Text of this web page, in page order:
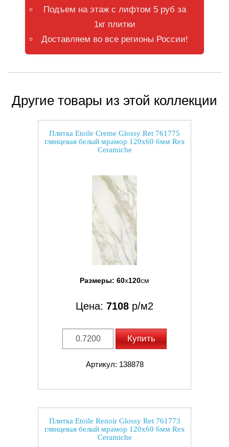
Подъем на этаж с лифтом 5 руб за
1кг плитки
Доставляем во все регионы России!
Другие товары из этой коллекции
Плитка Etoile Creme Glossy Ret 761775
глянцевая белый мрамор 120x60 6мм Rex
Ceramiche
Размеры: 60x120см
Цена: 7108 р/м2
Купить
Артикул: 138878
Плитка Etoile Renoir Glossy Ret 761773
глянцевая белый мрамор 120x60 6мм Rex
Ceramiche